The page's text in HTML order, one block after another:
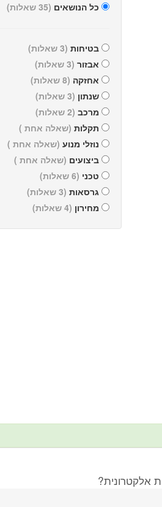
כל הנושאים (35 שאלות)
בטיחות (3 שאלות)
אבזור (3 שאלות)
אחזקה (8 שאלות)
שנתון (3 שאלות)
מרכב (2 שאלות)
תקלות (שאלה אחת )
נוזלי מנוע (שאלה אחת )
ביצועים (שאלה אחת )
טכני (6 שאלות)
גרסאות (3 שאלות)
מחירון (4 שאלות)
אלקטרונית?